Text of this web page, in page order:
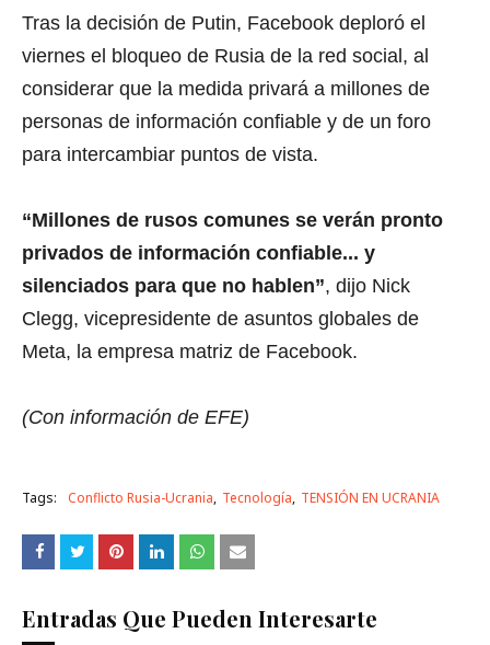
Tras la decisión de Putin, Facebook deploró el
viernes el bloqueo de Rusia de la red social, al
considerar que la medida privará a millones de
personas de información confiable y de un foro
para intercambiar puntos de vista.
“Millones de rusos comunes se verán pronto
privados de información confiable... y
silenciados para que no hablen”, dijo Nick
Clegg, vicepresidente de asuntos globales de
Meta, la empresa matriz de Facebook.
(Con información de EFE)
Tags: Conflicto Rusia-Ucrania Tecnología TENSIÓN EN UCRANIA
Entradas Que Pueden Interesarte